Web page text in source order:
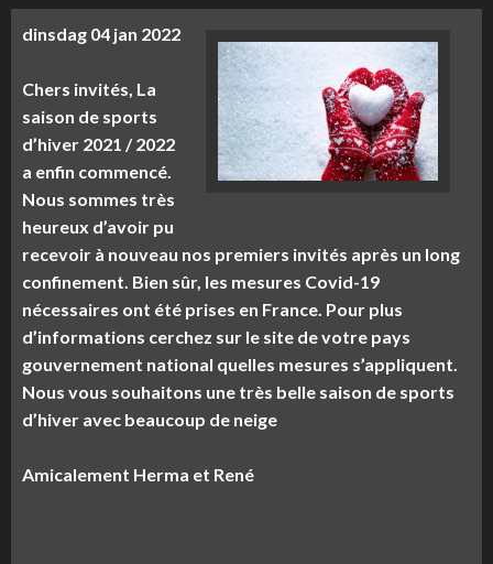
dinsdag 04 jan 2022
Chers invités, La
saison de sports
d’hiver 2021 / 2022
a enfin commencé.
Nous sommes très
heureux d’avoir pu
recevoir à nouveau nos premiers invités après un long
confinement. Bien sûr, les mesures Covid-19
nécessaires ont été prises en France. Pour plus
d’informations cerchez sur le site de votre pays
gouvernement national quelles mesures s’appliquent.
Nous vous souhaitons une très belle saison de sports
d’hiver avec beaucoup de neige
Amicalement Herma et René